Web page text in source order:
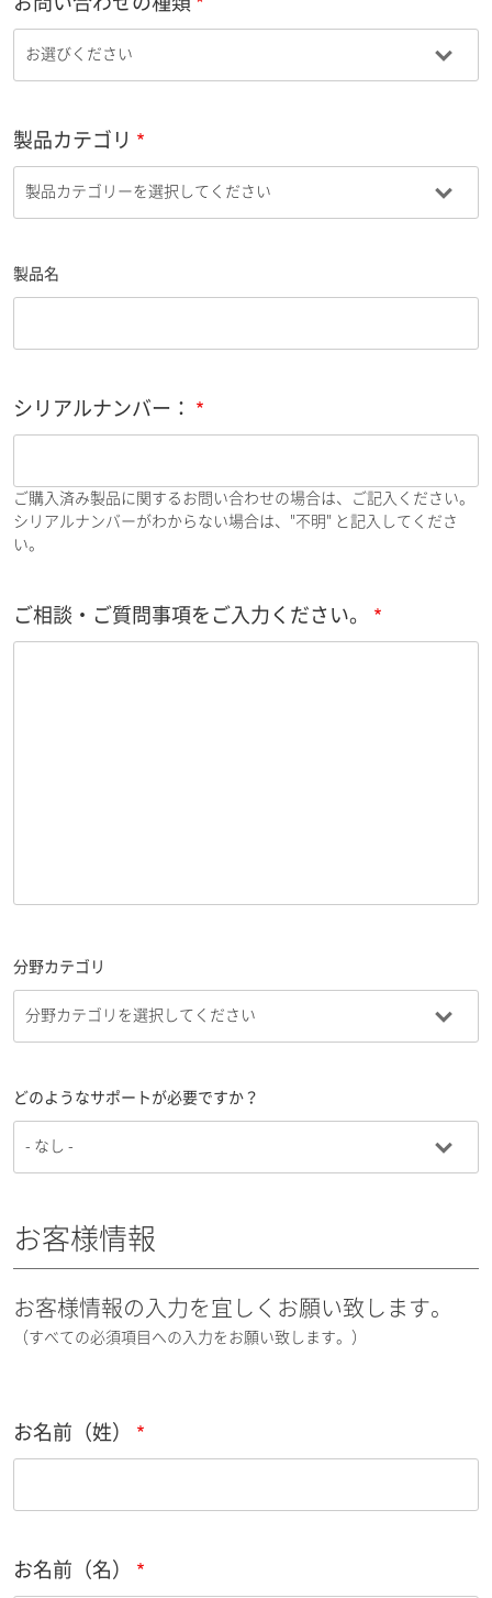
製品カテゴリ
製品名
シリアルナンバー：
ご購入済み製品に関するお問い合わせの場合は、ご記入ください。
シリアルナンバーがわからない場合は、"不明" と記入してくださ
い。
ご相談・ご質問事項をご入力ください。
分野カテゴリ
どのようなサポートが必要ですか？
お客様情報
お客様情報の入力を宜しくお願い致します。
（すべての必須項目への入力をお願い致します。）
お名前（姓）
お名前（名）